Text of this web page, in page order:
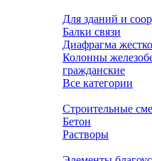
Для зданий и
Балки связи
Диафрагма
Колонны
гражданские
Все категории
Строительные
Бетон
Растворы